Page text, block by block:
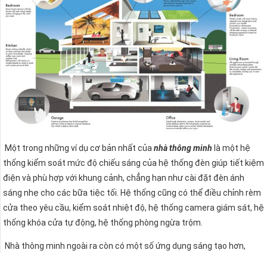
Một trong những ví dụ cơ bản nhất của nhà thông minh là một hệ
thống kiểm soát mức độ chiếu sáng của hệ thống đèn giúp tiết kiệm
điện và phù hợp với khung cảnh, chẳng hạn như cài đặt đèn ánh
sáng nhẹ cho các bữa tiệc tối. Hệ thống cũng có thể điều chỉnh rèm
cửa theo yêu cầu, kiểm soát nhiệt độ, hệ thống camera giám sát, hệ
thống khóa cửa tự động, hệ thống phòng ngừa trộm.
Nhà thông minh ngoài ra còn có một số ứng dụng sáng tạo hơn,